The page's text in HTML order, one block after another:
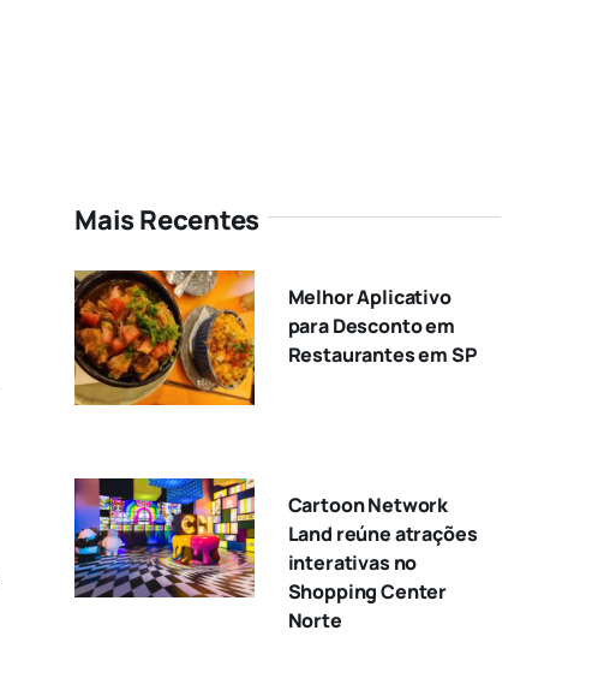
Mais Recentes
Melhor Aplicativo
para Desconto em
Restaurantes em SP
Cartoon Network
Land reúne atrações
interativas no
Shopping Center
Norte